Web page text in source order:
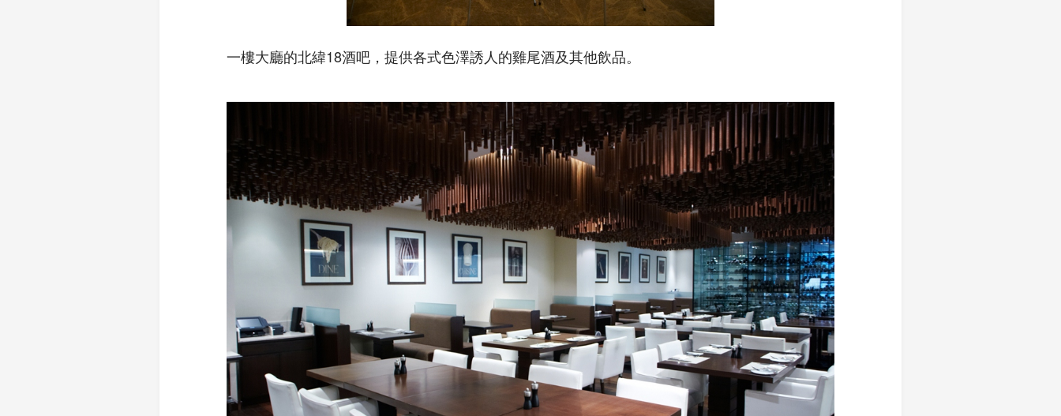
一樓大廳的北緯18酒吧，提供各式色澤誘人的雞尾酒及其他飲品。